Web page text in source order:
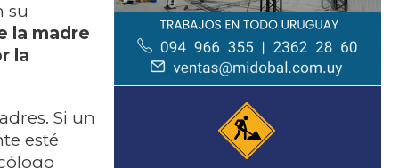
su
la madre
la
Si un
esté